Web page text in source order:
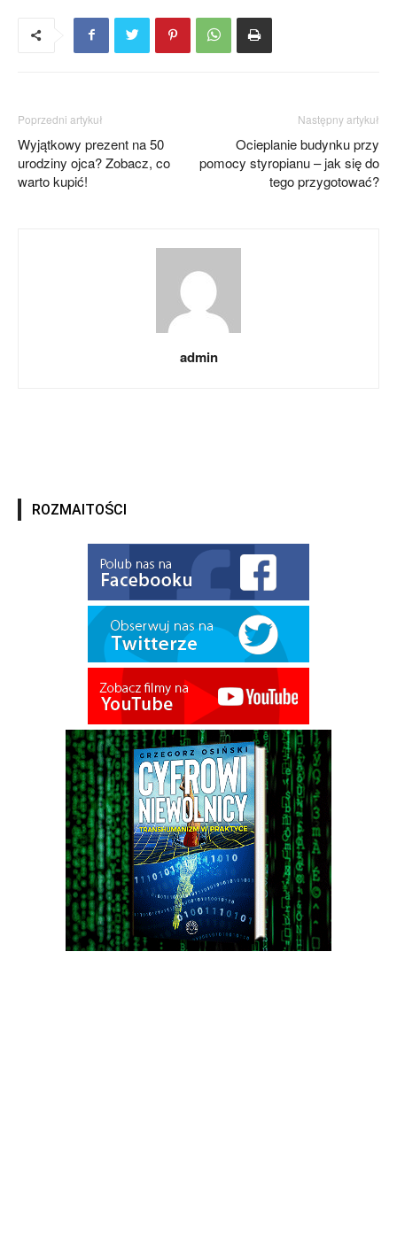
Poprzedni artykuł
Wyjątkowy prezent na 50
urodziny ojca? Zobacz, co
warto kupić!
Następny artykuł
Ocieplanie budynku przy
pomocy styropianu – jak się do
tego przygotować?
admin
ROZMAITOŚCI